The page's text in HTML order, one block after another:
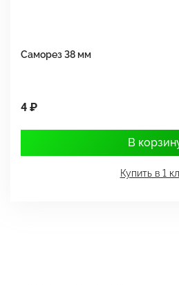
Саморез 38 мм
4 ₽
В
Купить в 1